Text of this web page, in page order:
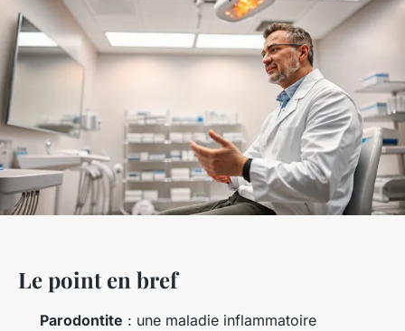
Le point en bref
Parodontite : une maladie inflammatoire